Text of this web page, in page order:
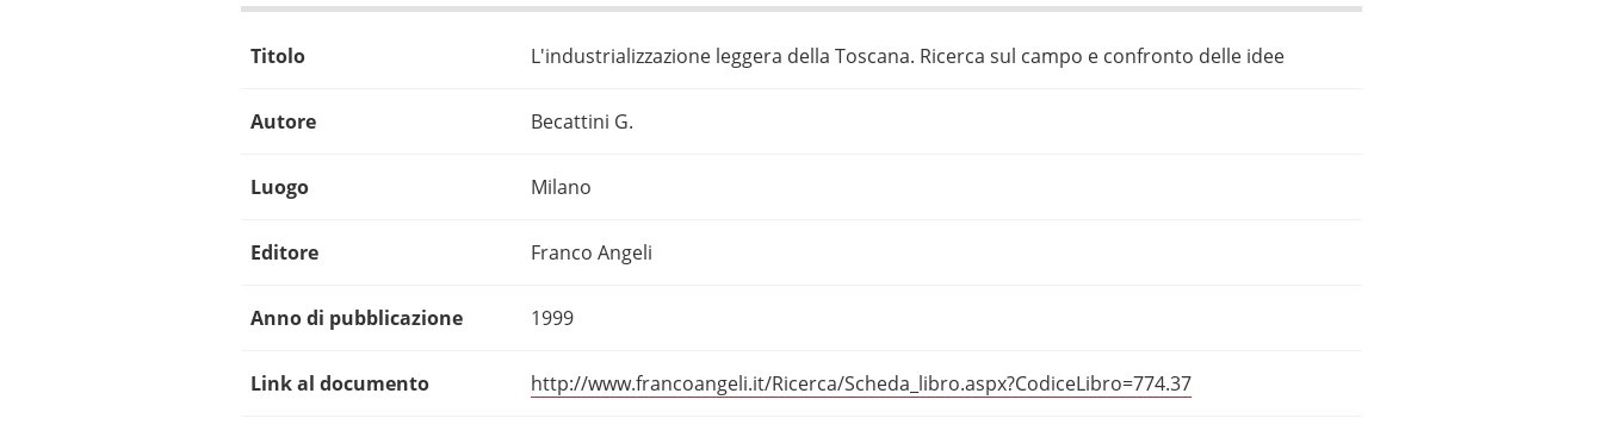
Titolo L'industrializzazione leggera della Toscana. Ricerca sul campo e confronto delle idee
Autore Becattini G.
Luogo Milano
Editore Franco Angeli
Anno di pubblicazione 1999
Link al documento http://www.francoangeli.it/Ricerca/Scheda_libro.aspx?CodiceLibro=774.37